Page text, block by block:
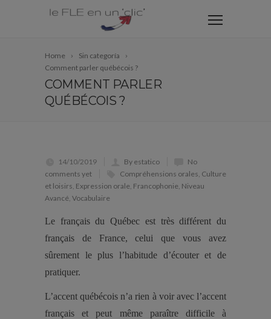
Home
Sin categoría
Comment parler québécois ?
COMMENT PARLER
QUÉBÉCOIS ?
14/10/2019 By estatico
No
comments yet
Compréhensions orales, Culture
et loisirs, Expression orale, Francophonie, Niveau
Avancé, Vocabulaire
Le français du Québec est très différent du
français de France, celui que vous avez
sûrement le plus l’habitude d’écouter et de
pratiquer.
L’accent québécois n’a rien à voir avec l’accent
français et peut même paraître difficile à